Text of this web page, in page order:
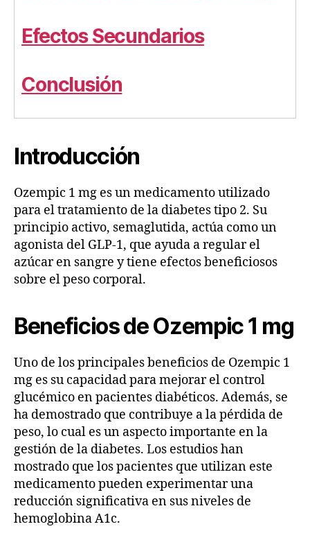
Efectos Secundarios
Conclusión
Introducción
Ozempic 1 mg es un medicamento utilizado
para el tratamiento de la diabetes tipo 2. Su
principio activo, semaglutida, actúa como un
agonista del GLP-1, que ayuda a regular el
azúcar en sangre y tiene efectos beneficiosos
sobre el peso corporal.
Beneficios de Ozempic 1 mg
Uno de los principales beneficios de Ozempic 1
mg es su capacidad para mejorar el control
glucémico en pacientes diabéticos. Además, se
ha demostrado que contribuye a la pérdida de
peso, lo cual es un aspecto importante en la
gestión de la diabetes. Los estudios han
mostrado que los pacientes que utilizan este
medicamento pueden experimentar una
reducción significativa en sus niveles de
hemoglobina A1c.